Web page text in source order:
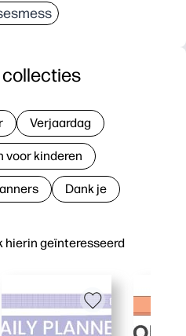
hierin geïnteresseerd
Verjaardag
voor kinderen
Dank je